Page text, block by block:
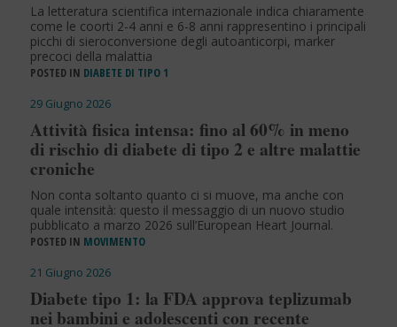
La letteratura scientifica internazionale indica chiaramente
come le coorti 2-4 anni e 6-8 anni rappresentino i principali
picchi di sieroconversione degli autoanticorpi, marker
precoci della malattia
POSTED IN DIABETE DI TIPO 1
29 Giugno 2026
Attività fisica intensa: fino al 60% in meno
di rischio di diabete di tipo 2 e altre malattie
croniche
Non conta soltanto quanto ci si muove, ma anche con
quale intensità: questo il messaggio di un nuovo studio
pubblicato a marzo 2026 sull’European Heart Journal.
POSTED IN MOVIMENTO
21 Giugno 2026
Diabete tipo 1: la FDA approva teplizumab
nei bambini e adolescenti con recente